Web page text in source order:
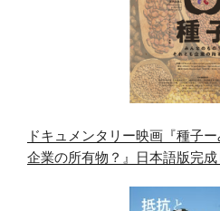
ドキュメンタリー映画『種子
企業の所有物？』日本語版完成